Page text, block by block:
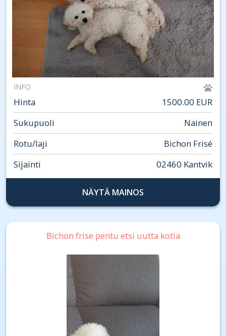
INFO
Hinta
1500.00 EUR
Sukupuoli
Nainen
Rotu/laji
Bichon Frisé
Sijainti
02460 Kantvik
NÄYTÄ MAINOS
Bichon frise pentu etsi uutta kotia